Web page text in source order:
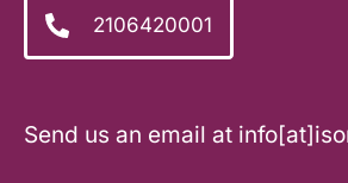
2106420001
Send us an email at